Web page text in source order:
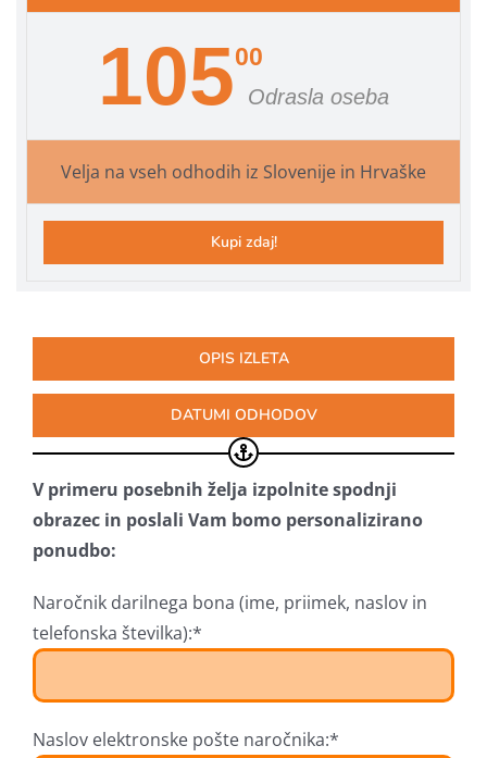
10500
Odrasla oseba
Velja na vseh odhodih iz Slovenije in Hrvaške
Kupi zdaj!
OPIS IZLETA
DATUMI ODHODOV
V primeru posebnih želja izpolnite spodnji
obrazec in poslali Vam bomo personalizirano
ponudbo:
Naročnik darilnega bona (ime, priimek, naslov in
telefonska številka):*
Naslov elektronske pošte naročnika:*